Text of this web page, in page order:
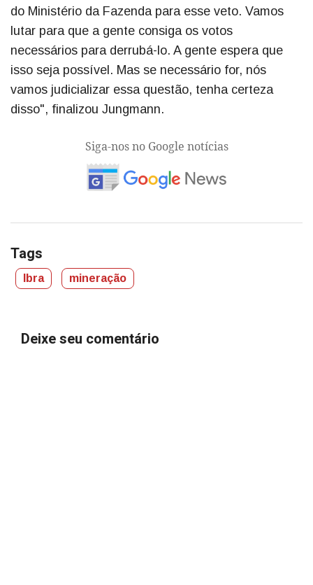
do Ministério da Fazenda para esse veto. Vamos
lutar para que a gente consiga os votos
necessários para derrubá-lo. A gente espera que
isso seja possível. Mas se necessário for, nós
vamos judicializar essa questão, tenha certeza
disso", finalizou Jungmann.
Siga-nos no Google notícias
Tags
Ibra mineração
Deixe seu comentário